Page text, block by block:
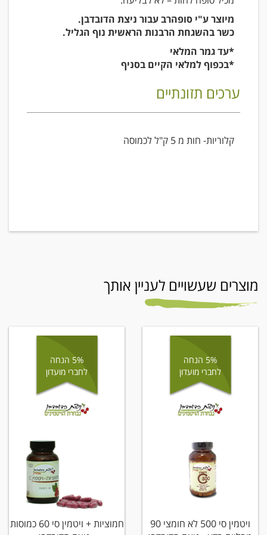
מיוצר ע"י סופהרב עבור ניצת הדובדבן.
כשר בהשגחת הרבנות הראשית נוף הגליל.
*עד גמר המלאי
*בכפוף למלאי הקיים בסניף
ערכים תזונתיים
קלוריות- חות מ 5 ק"ל לכמוסה
מוצרים שעשויים לעניין אותך
5% הנחה
לחברי מועדון
ויטמין סי 500 לא חומצי 90
5% הנחה
לחברי מועדון
חמוציות + ויטמין סי 60 כמוסות